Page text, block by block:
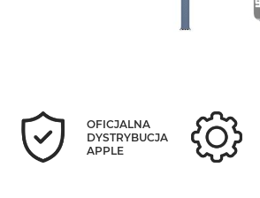
OFICJALNA
DYSTRYBUCJA
APPLE